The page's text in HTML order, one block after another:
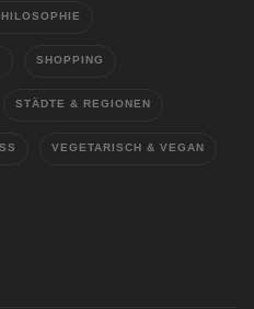
SHOPPING
STÄDTE & REGIONEN
VEGETARISCH & VEGAN